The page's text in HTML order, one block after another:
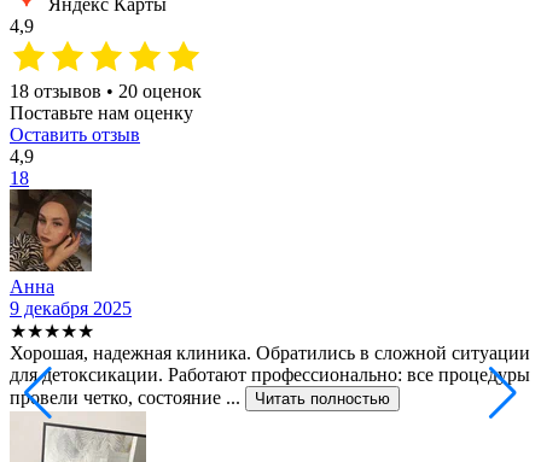
4,9
18 отзывов • 20 оценок
Поставьте нам оценку
Оставить отзыв
4,9
18
Анна
9 декабря 2025
★★★★★
Хорошая, надежная клиника. Обратились в сложной ситуации
для детоксикации. Работают профессионально: все процедуры
провели четко, состояние ...
Читать полностью